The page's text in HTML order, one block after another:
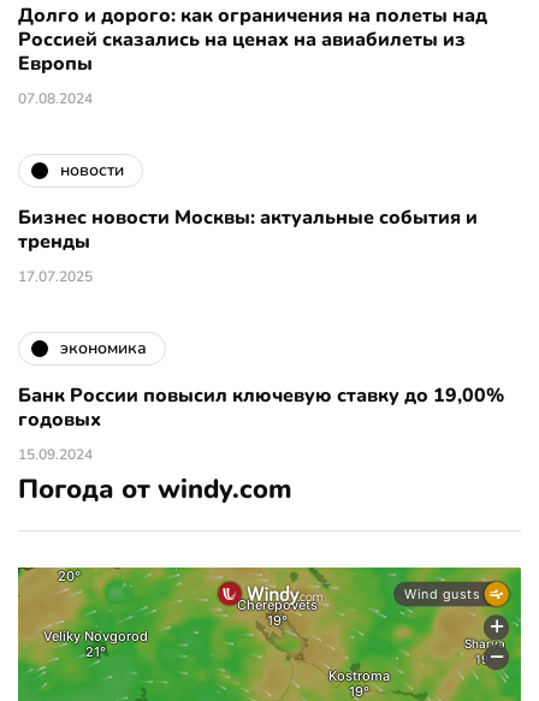
Долго и дорого: как ограничения на полеты над
Россией сказались на ценах на авиабилеты из
Европы
07.08.2024
новости
Бизнес новости Москвы: актуальные события и
тренды
17.07.2025
экономика
Банк России повысил ключевую ставку до 19,00%
годовых
15.09.2024
Погода от windy.com